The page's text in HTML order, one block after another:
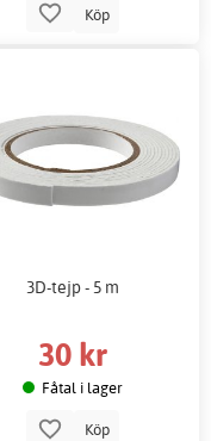
Köp
3D-tejp - 5 m
30 kr
Fåtal i lager
Köp